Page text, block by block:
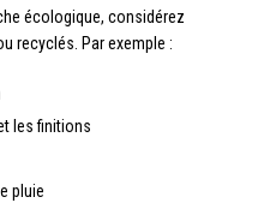
écologique, considérez
recyclés. Par exemple :
les finitions
pluie